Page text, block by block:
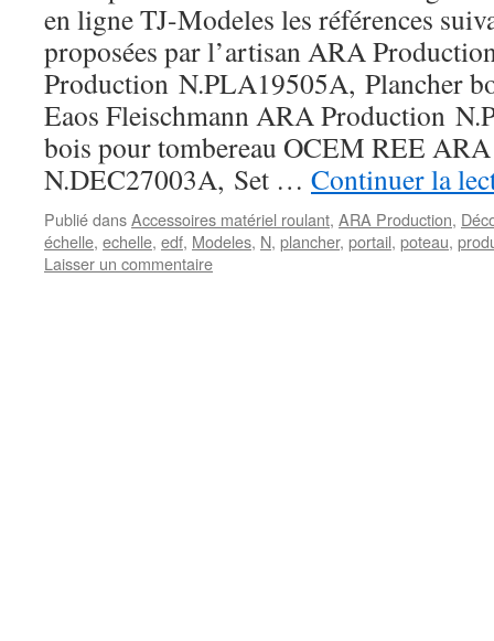
en ligne TJ-Modeles les références
proposées par l’artisan ARA
Production N.PLA19505A, Plancher
Eaos Fleischmann ARA Production
bois pour tombereau OCEM REE
N.DEC27003A, Set … Continuer la
Publié dansAccessoires matériel roulant, ARA Production,
échelle, echelle, edf, Modeles, N, plancher, portail, poteau,
Laisser un commentaire